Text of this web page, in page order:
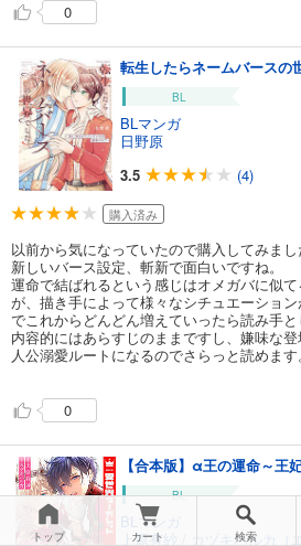
0
BL
BLマンガ
日野原
3.5
(4)
購入済み
以前から気になっていたので購入してみまし
新しいバース設定、斬新で面白いですね。
運命で結ばれるという感じはオメガバに似
が、描き手によって様々なシチュエーショ
でこれからどんどん増えていったら読み手と
内容的にはあらすじのままですし、嫌味な
人公溺愛ルートになるのでさらっと読めます。
0
BL
BLマンガ
上原有紗
カヅキハルカ（
トップ カート 検索